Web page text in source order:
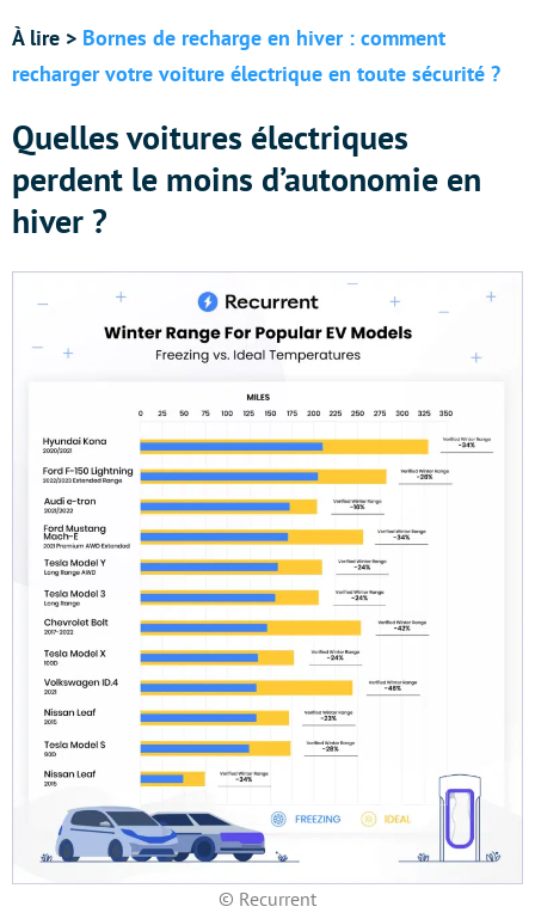
À lire > Bornes de recharge en hiver : comment
recharger votre voiture électrique en toute sécurité ?
Quelles voitures électriques
perdent le moins d’autonomie en
hiver ?
© Recurrent